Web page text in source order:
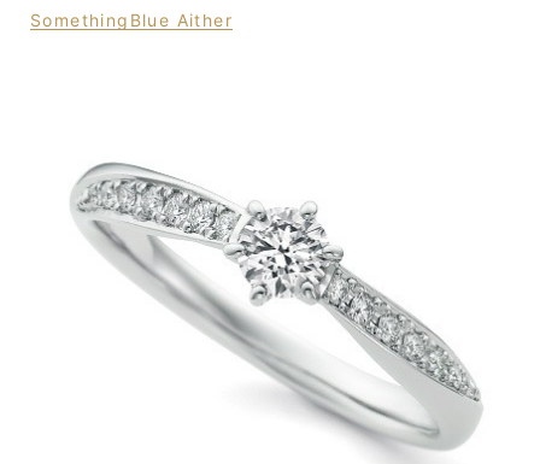
SomethingBlue Aither